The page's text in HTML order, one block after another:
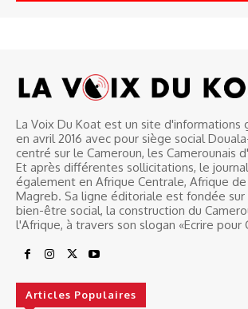
La Voix Du Koat est un site d'informations
en avril 2016 avec pour siège social
centré sur le Cameroun, les Camerounais
Et après différentes sollicitations, le
également en Afrique Centrale, Afrique
Magreb. Sa ligne éditoriale est fondée sur
bien-être social, la construction du
l'Afrique, à travers son slogan «Ecrire pour
Articles Populaires